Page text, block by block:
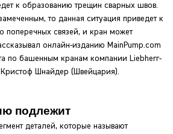
к образованию трещин сварных швов.
то данная ситуация приведет к
поперечных связей, и кран может
онлайн-изданию MainPump.com
по башенным кранам компании Liebherr-
Шнайдер (Швейцария).
подлежит
деталей, которые называют